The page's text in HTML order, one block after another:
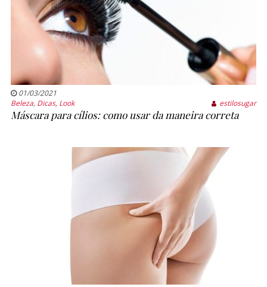
01/03/2021
Beleza, Dicas, Look estilosugar
Máscara para cílios: como usar da maneira correta